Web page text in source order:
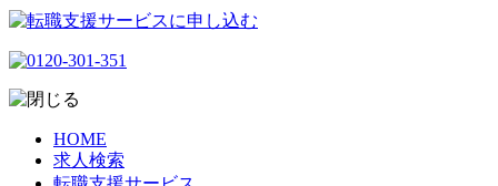
HOME
求人検索